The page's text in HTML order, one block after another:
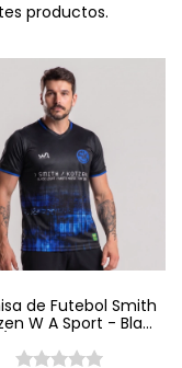
productos.
de Futebol Smith
W A Sport - Black